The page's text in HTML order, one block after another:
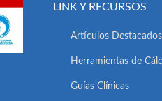
LINK Y RECURSOS
Artículos Destacados
Herramientas de
Guías Clínicas